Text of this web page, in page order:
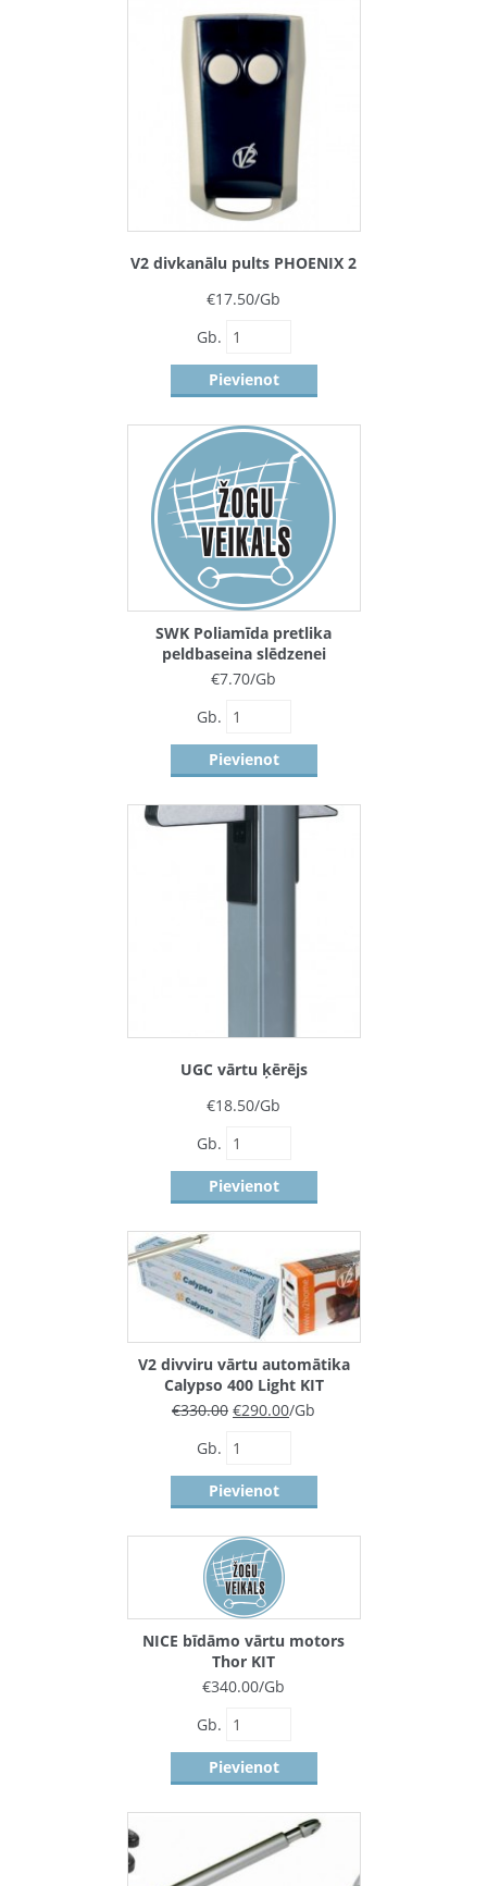
V2 divkanālu pults PHOENIX 2
€17.50/Gb
Gb.
Pievienot
SWK Poliamīda pretlika
peldbaseina slēdzenei
€7.70/Gb
Gb.
Pievienot
UGC vārtu ķērējs
€18.50/Gb
Gb.
Pievienot
V2 divviru vārtu automātika
Calypso 400 Light KIT
€330.00 €290.00/Gb
Gb.
Pievienot
NICE bīdāmo vārtu motors
Thor KIT
€340.00/Gb
Gb.
Pievienot